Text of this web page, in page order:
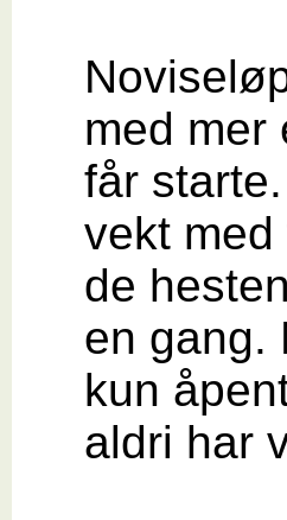
med mer
får
vekt
de
en gang.
kun
aldri har